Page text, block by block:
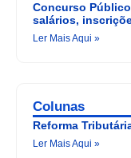
Concurso
salários,
Ler Mais Aqui »
Colunas
Reforma
Ler Mais Aqui »